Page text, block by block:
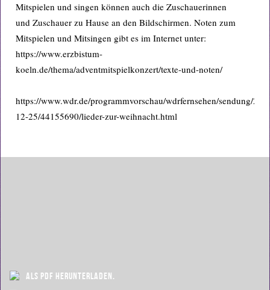
Mitspielen und singen können auch die Zuschauerinnen
und Zuschauer zu Hause an den Bildschirmen. Noten zum
Mitspielen und Mitsingen gibt es im Internet unter:
https://www.erzbistum-
koeln.de/thema/adventmitspielkonzert/texte-und-noten/
https://www.wdr.de/programmvorschau/wdrfernsehen/sendung/
12-25/44155690/lieder-zur-weihnacht.html
als PDF herunterladen.